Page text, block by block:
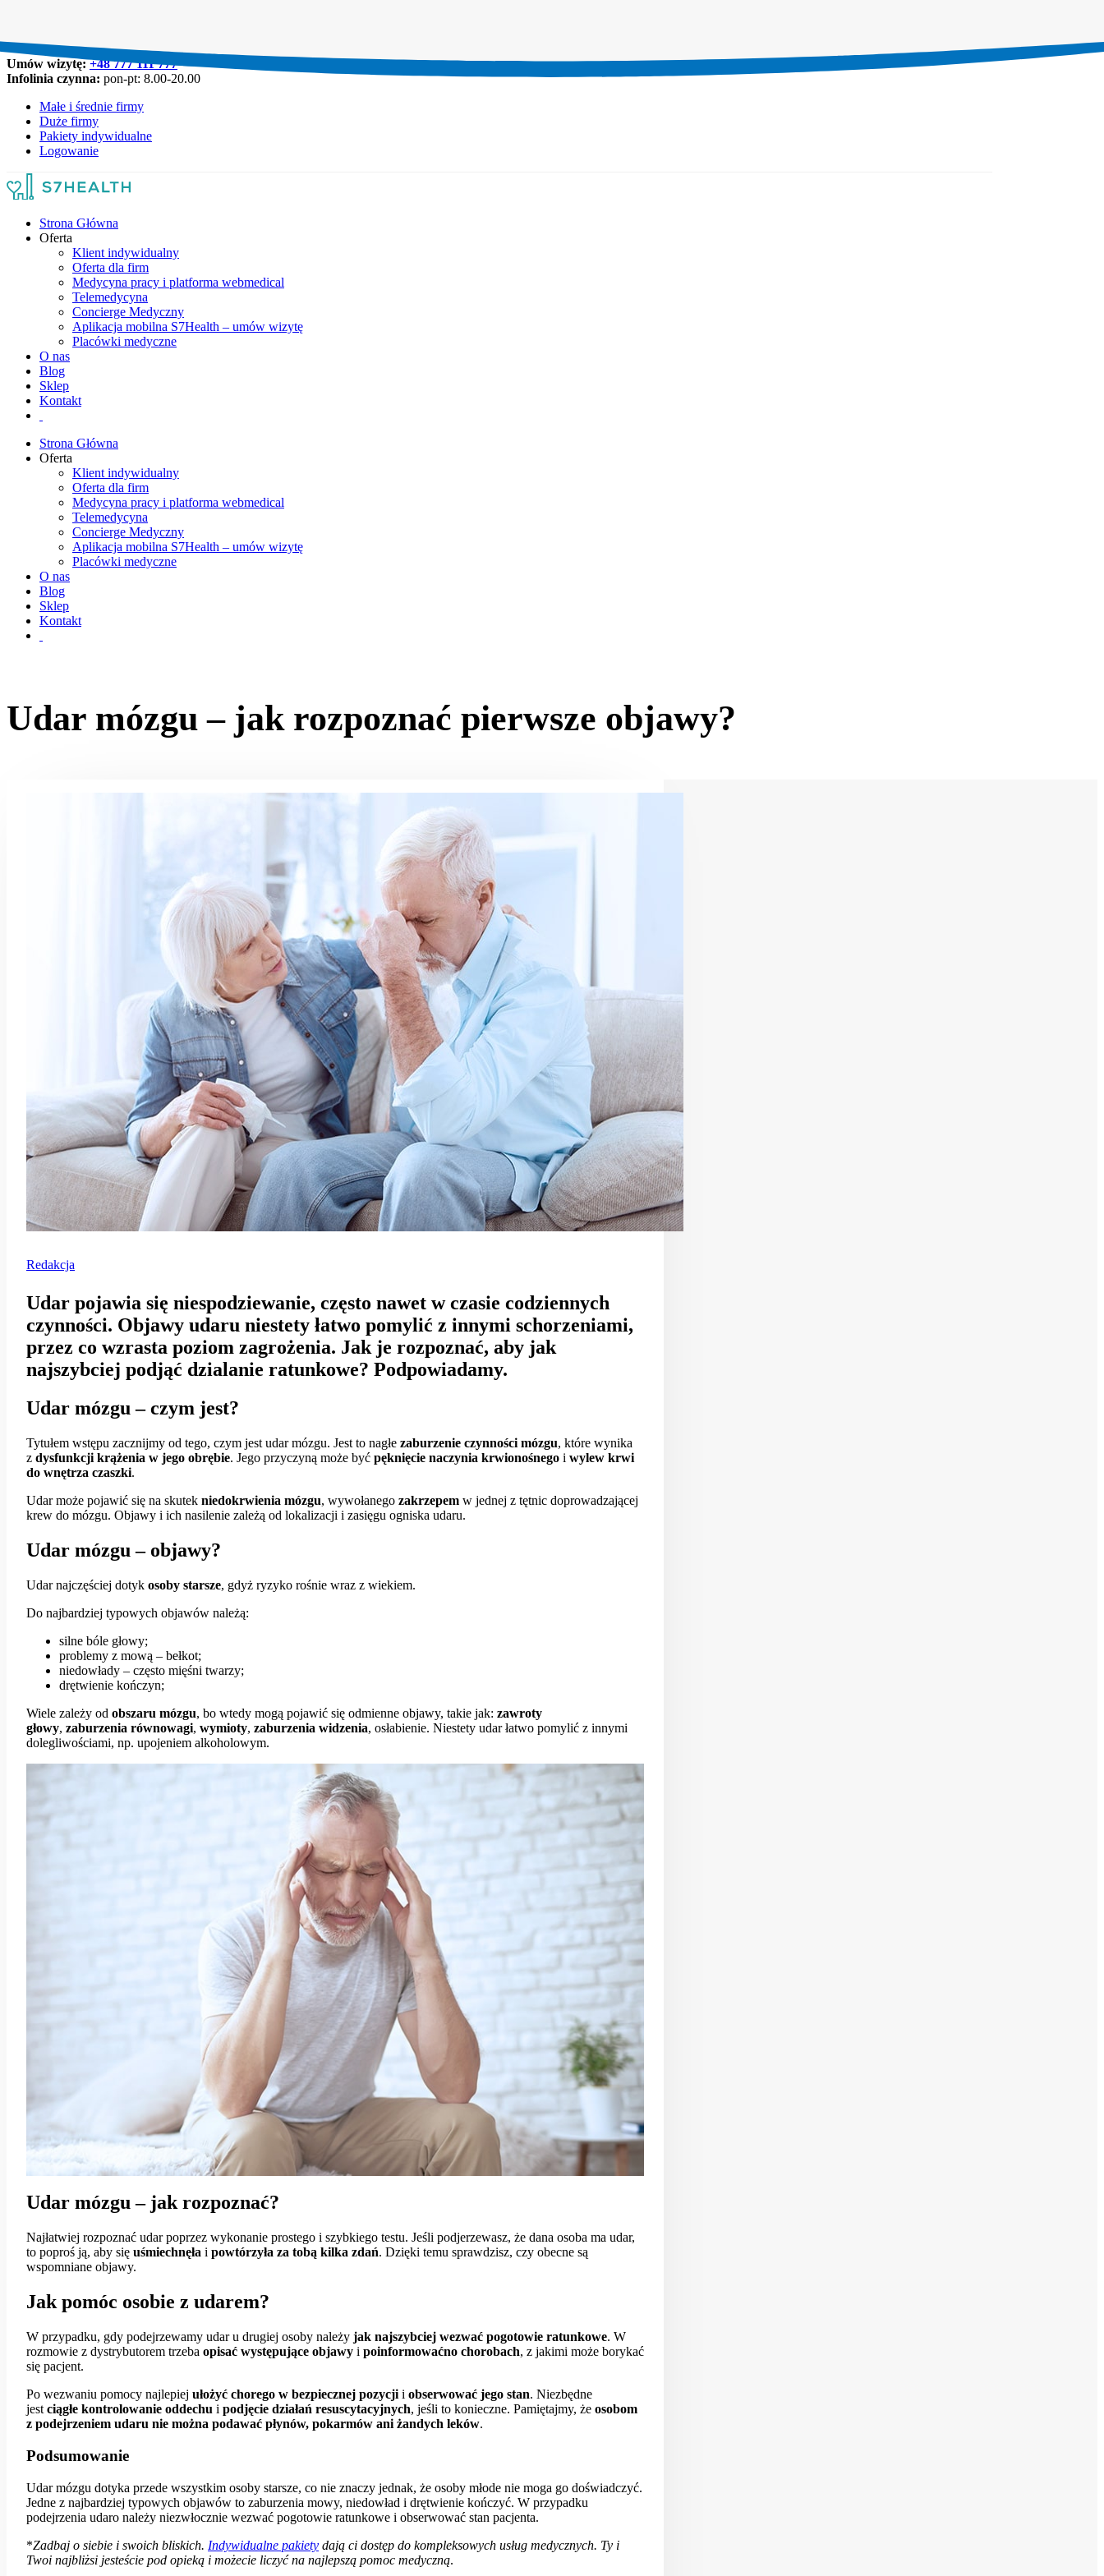
Umów wizytę:+48 777 111 777
Infolinia czynna: pon-pt: 8.00-20.00
Małe i średnie firmy
Duże firmy
Pakiety indywidualne
Logowanie
Strona Główna
Oferta
Klient indywidualny
Oferta dla firm
Medycyna pracy i platforma webmedical
Telemedycyna
Concierge Medyczny
Aplikacja mobilna S7Health – umów wizytę
Placówki medyczne
O nas
Blog
Sklep
Kontakt
Strona Główna
Oferta
Klient indywidualny
Oferta dla firm
Medycyna pracy i platforma webmedical
Telemedycyna
Concierge Medyczny
Aplikacja mobilna S7Health – umów wizytę
Placówki medyczne
O nas
Blog
Sklep
Kontakt
Udar mózgu – jak rozpoznać pierwsze objawy?
Redakcja
Udar pojawia się niespodziewanie, często nawet w czasie codziennych
czynności. Objawy udaru niestety łatwo pomylić z innymi schorzeniami,
przez co wzrasta poziom zagrożenia. Jak je rozpoznać, aby jak
najszybciej podjąć dzialanie ratunkowe? Podpowiadamy.
Udar mózgu – czym jest?
Tytułem wstępu zacznijmy od tego, czym jest udar mózgu. Jest to nagłe zaburzenie czynności mózgu, które wynika
z dysfunkcji krążenia w jego obrębie. Jego przyczyną może być pęknięcie naczynia krwionośnego i wylew krwi
do wnętrza czaszki.
Udar może pojawić się na skutek niedokrwienia mózgu, wywołanego zakrzepem w jednej z tętnic doprowadzającej
krew do mózgu. Objawy i ich nasilenie zależą od lokalizacji i zasięgu ogniska udaru.
Udar mózgu – objawy?
Udar najczęściej dotyk osoby starsze, gdyż ryzyko rośnie wraz z wiekiem.
Do najbardziej typowych objawów należą:
silne bóle głowy;
problemy z mową – bełkot;
niedowłady – często mięśni twarzy;
drętwienie kończyn;
Wiele zależy od obszaru mózgu, bo wtedy mogą pojawić się odmienne objawy, takie jak: zawroty
głowy, zaburzenia równowagi, wymioty, zaburzenia widzenia, osłabienie. Niestety udar łatwo pomylić z innymi
dolegliwościami, np. upojeniem alkoholowym.
Udar mózgu – jak rozpoznać?
Najłatwiej rozpoznać udar poprzez wykonanie prostego i szybkiego testu. Jeśli podjerzewasz, że dana osoba ma udar,
to poproś ją, aby się uśmiechnęła i powtórzyła za tobą kilka zdań. Dzięki temu sprawdzisz, czy obecne są
wspomniane objawy.
Jak pomóc osobie z udarem?
W przypadku, gdy podejrzewamy udar u drugiej osoby należy jak najszybciej wezwać pogotowie ratunkowe. W
rozmowie z dystrybutorem trzeba opisać występujące objawy i poinformowaćno chorobach, z jakimi może borykać
się pacjent.
Po wezwaniu pomocy najlepiej ułożyć chorego w bezpiecznej pozycji i obserwować jego stan. Niezbędne
jest ciągłe kontrolowanie oddechu i podjęcie działań resuscytacyjnych, jeśli to konieczne. Pamiętajmy, że osobom
z podejrzeniem udaru nie można podawać płynów, pokarmów ani żandych leków.
Podsumowanie
Udar mózgu dotyka przede wszystkim osoby starsze, co nie znaczy jednak, że osoby młode nie moga go doświadczyć.
Jedne z najbardziej typowych objawów to zaburzenia mowy, niedowład i drętwienie kończyć. W przypadku
podejrzenia udaro należy niezwłocznie wezwać pogotowie ratunkowe i obserwować stan pacjenta.
*Zadbaj o siebie i swoich bliskich. Indywidualne pakiety dają ci dostęp do kompleksowych usług medycznych. Ty i
Twoi najbliżsi jesteście pod opieką i możecie liczyć na najlepszą pomoc medyczną.